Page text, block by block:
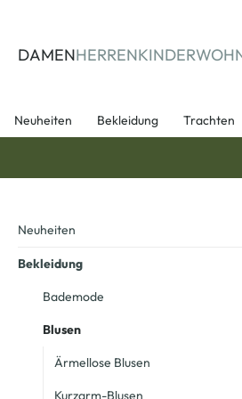
DAMENHERRENKINDER
Neuheiten Bekleidung Trachten
Neuheiten
Bekleidung
Bademode
Blusen
Ärmellose Blusen
Kurzarm-Blusen